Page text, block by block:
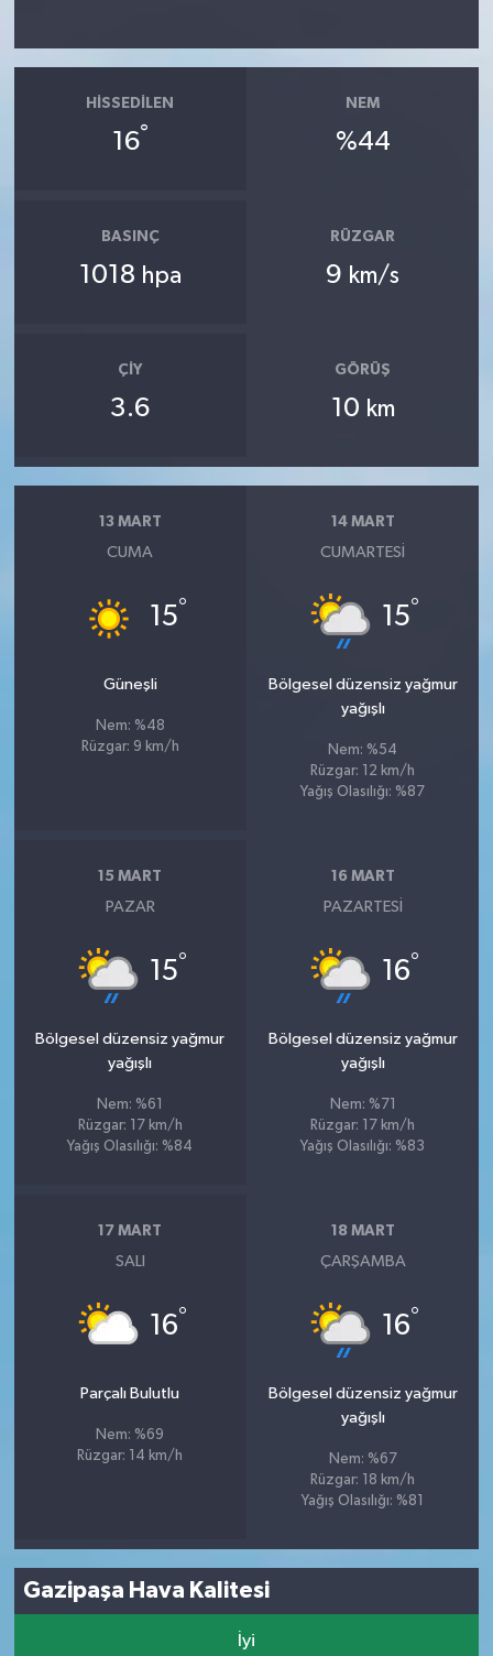
HISSEDILEN
16°
NEM
%44
BASINÇ
1018 hpa
RÜZGAR
9 km/s
ÇIY
3.6
GÖRÜŞ
10 km
13 MART
CUMA
15°
Güneşli
Nem: %48
Rüzgar: 9 km/h
14 MART
CUMARTESI
15°
Bölgesel düzensiz yağmur
yağışlı
Nem: %54
Rüzgar: 12 km/h
Yağış Olasılığı: %87
15 MART
PAZAR
15°
Bölgesel düzensiz yağmur
yağışlı
Nem: %61
Rüzgar: 17 km/h
Yağış Olasılığı: %84
16 MART
PAZARTESI
16°
Bölgesel düzensiz yağmur
yağışlı
Nem: %71
Rüzgar: 17 km/h
Yağış Olasılığı: %83
17 MART
SALI
16°
Parçalı Bulutlu
Nem: %69
Rüzgar: 14 km/h
18 MART
ÇARŞAMBA
16°
Bölgesel düzensiz yağmur
yağışlı
Nem: %67
Rüzgar: 18 km/h
Yağış Olasılığı: %81
Gazipaşa Hava Kalitesi
İyi